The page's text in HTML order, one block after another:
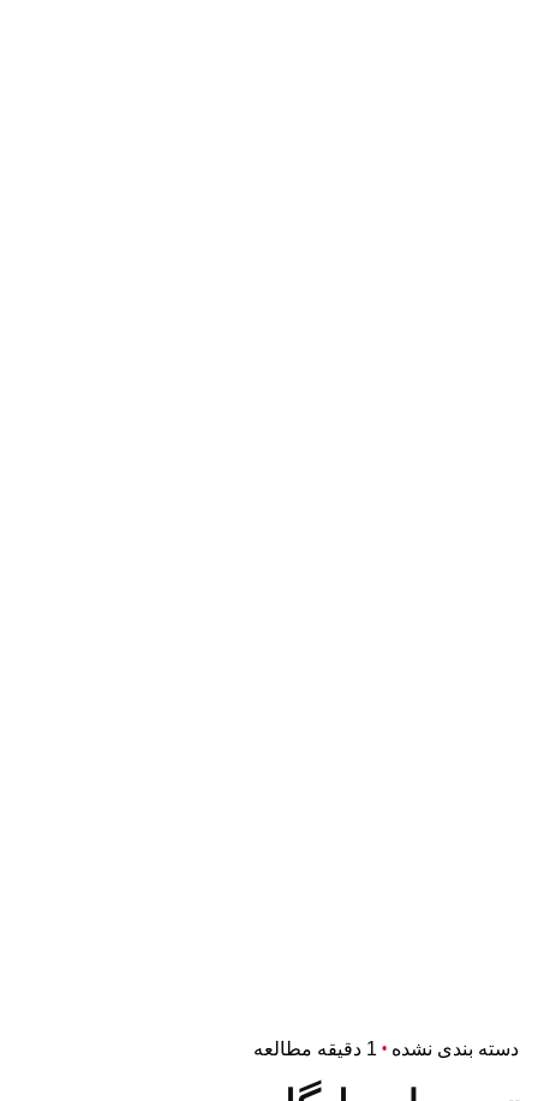
دسته بندی نشده 1 دقیقه مطالعه